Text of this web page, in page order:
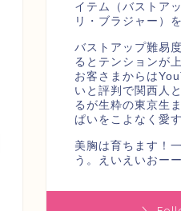
イテム（バストア
リ・ブラジャー）
バストアップ難易
るとテンションが上
お客さまからは
いと評判で関西人
るが生粋の東京生
ぱいをこよなく愛
美胸は育ちます！
う。えいえいおー